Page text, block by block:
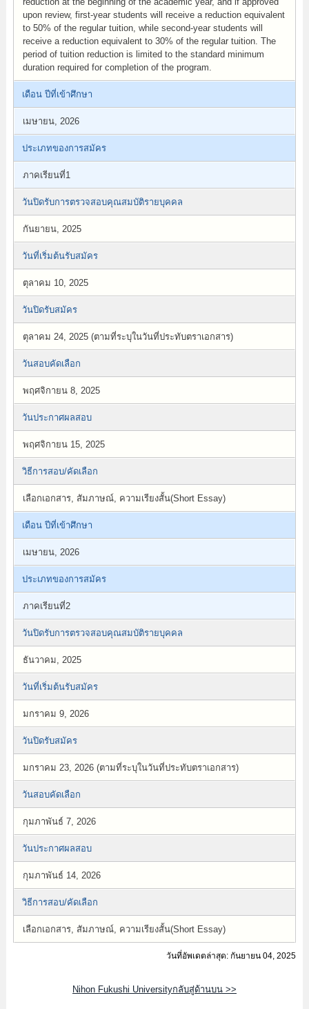
upon review, first-year students will receive a reduction equivalent
to 50% of the regular tuition, while second-year students will
receive a reduction equivalent to 30% of the regular tuition. The
period of tuition reduction is limited to the standard minimum
duration required for completion of the program.
เดือน ปีที่เข้าศึกษา
เมษายน, 2026
ประเภทของการสมัคร
ภาคเรียนที่1
วันปิดรับการตรวจสอบคุณสมบัติรายบุคคล
กันยายน, 2025
วันที่เริ่มต้นรับสมัคร
ตุลาคม 10, 2025
วันปิดรับสมัคร
ตุลาคม 24, 2025 (ตามที่ระบุในวันที่ประทับตราเอกสาร)
วันสอบคัดเลือก
พฤศจิกายน 8, 2025
วันประกาศผลสอบ
พฤศจิกายน 15, 2025
วิธีการสอบ/คัดเลือก
เลือกเอกสาร, สัมภาษณ์, ความเรียงสั้น(Short Essay)
เดือน ปีที่เข้าศึกษา
เมษายน, 2026
ประเภทของการสมัคร
ภาคเรียนที่2
วันปิดรับการตรวจสอบคุณสมบัติรายบุคคล
ธันวาคม, 2025
วันที่เริ่มต้นรับสมัคร
มกราคม 9, 2026
วันปิดรับสมัคร
มกราคม 23, 2026 (ตามที่ระบุในวันที่ประทับตราเอกสาร)
วันสอบคัดเลือก
กุมภาพันธ์ 7, 2026
วันประกาศผลสอบ
กุมภาพันธ์ 14, 2026
วิธีการสอบ/คัดเลือก
เลือกเอกสาร, สัมภาษณ์, ความเรียงสั้น(Short Essay)
วันที่อัพเดตล่าสุด: กันยายน 04, 2025
Nihon Fukushi Universityกลับสู่ด้านบน >>